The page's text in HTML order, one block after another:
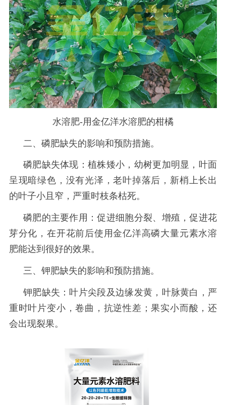
水溶肥-用金亿洋水溶肥的柑橘
二、磷肥缺失的影响和预防措施。
磷肥缺失体现：植株矮小，幼树更加明显，叶面
呈现暗绿色，没有光泽，老叶掉落后，新梢上长出
的叶子小且窄，严重时枝条枯死。
磷肥的主要作用：促进细胞分裂、增殖，促进花
芽分化，在开花前后使用金亿洋高磷大量元素水溶
肥能达到很好的效果。
三、钾肥缺失的影响和预防措施。
钾肥缺失：叶片尖段及边缘发黄，叶脉黄白，严
重时叶片变小，卷曲，抗逆性差；果实小而酸，还
会出现裂果。